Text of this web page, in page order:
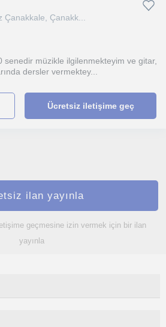
Çanakkale, Çanakk...
senedir müzikle ilgilenmekteyim ve gitar,
dersler vermektey...
Ücretsiz iletişime geç
ilan yayınla
geçmesine izin vermek için bir ilan
yayınla